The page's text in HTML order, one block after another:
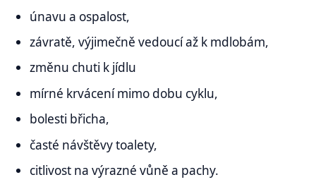
únavu a ospalost,
závratě, výjimečně vedoucí až k mdlobám,
změnu chuti k jídlu
mírné krvácení mimo dobu cyklu,
bolesti břicha,
časté návštěvy toalety,
citlivost na výrazné vůně a pachy.